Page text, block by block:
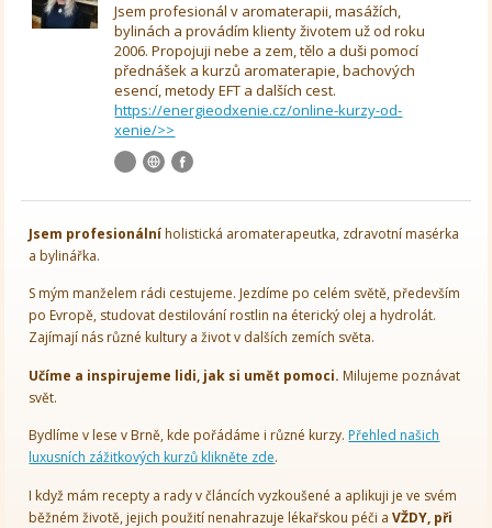
Jsem profesionál v aromaterapii, masážích,
bylinách a provádím klienty životem už od roku
2006. Propojuji nebe a zem, tělo a duši pomocí
přednášek a kurzů aromaterapie, bachových
esencí, metody EFT a dalších cest.
https://energieodxenie.cz/online-kurzy-od-
xenie/>>
Jsem profesionálníholistická aromaterapeutka, zdravotní masérka
a bylinářka.
S mým manželem rádi cestujeme. Jezdíme po celém světě, především
po Evropě, studovat destilování rostlin na éterický olej a hydrolát.
Zajímají nás různé kultury a život v dalších zemích světa.
Učíme a inspirujeme lidi, jak si umět pomoci. Milujeme poznávat
svět.
Bydlíme v lese v Brně, kde pořádáme i různé kurzy. Přehled našich
luxusních zážitkových kurzů klikněte zde.
I když mám recepty a rady v článcích vyzkoušené a aplikuji je ve svém
běžném životě, jejich použití nenahrazuje lékařskou péči aVŽDY, při